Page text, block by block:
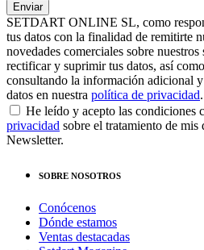
SETDART ONLINE SL, como
tus datos con la finalidad de remitirte
novedades comerciales sobre nuestros
rectificar y suprimir tus datos, así
consultando la información adicional
datos en nuestra política de privacidad.
He leído y acepto las condiciones
privacidad sobre el tratamiento de mis
Newsletter.
SOBRE NOSOTROS
Conócenos
Dónde estamos
Ventas destacadas